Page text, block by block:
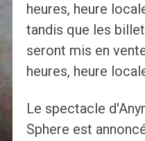
heures, heure
tandis que les
seront mis en
heures, heure
Le spectacle
Sphere est